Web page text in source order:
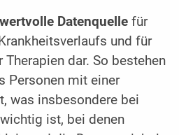
Datenquellefür
und für
dar. So bestehen
Personen mit einer
was insbesondere bei
ist, bei denen